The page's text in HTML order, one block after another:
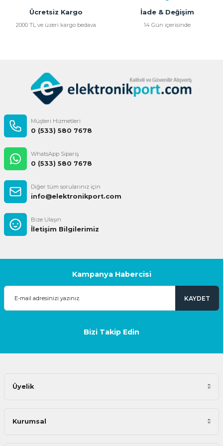
Bu ürüne benzer farklı alternatifler olmalı.
Ücretsiz Kargo
2000 TL ve üzeri kargo bedava
İade & Değişim
14 Gün içerisinde
Müşteri Hizmetleri
0 (533) 580 7678
WhatsApp Sipariş
0 (533) 580 7678
Diğer tüm sorularınız için
info@elektronikport.com
Bize Ulaşın
İletişim Bilgilerimiz
Kampanya Habercisi
KAYDET
Bizi Takip Edin
Üyelik
Kurumsal